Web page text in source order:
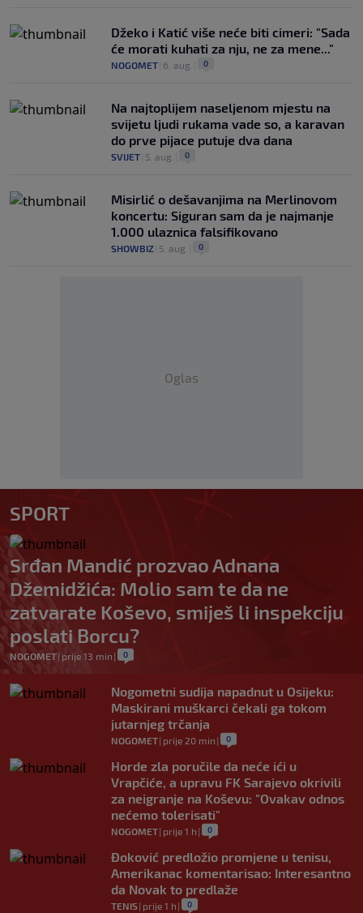
Džeko i Katić više neće biti cimeri: "Sada
će morati kuhati za nju, ne za mene..."
NOGOMET 6. aug. 0
Na najtoplijem naseljenom mjestu na
svijetu ljudi rukama vade so, a karavan
do prve pijace putuje dva dana
SVIJET 5. aug. 0
Misirlić o dešavanjima na Merlinovom
koncertu: Siguran sam da je najmanje
1.000 ulaznica falsifikovano
SHOWBIZ 5. aug. 0
Oglas
SPORT
Srđan Mandić prozvao Adnana
Džemidžića: Molio sam te da ne
zatvarate Koševo, smiješ li inspekciju
poslati Borcu?
NOGOMET| prije 13 min | 0
Nogometni sudija napadnut u Osijeku:
Maskirani muškarci čekali ga tokom
jutarnjeg trčanja
NOGOMET| prije 20 min | 0
Horde zla poručile da neće ići u
Vrapčiće, a upravu FK Sarajevo okrivili
za neigranje na Koševu: "Ovakav odnos
nećemo tolerisati"
NOGOMET| prije 1 h | 0
Đoković predložio promjene u tenisu,
Amerikanac komentarisao: Interesantno
da Novak to predlaže
TENIS| prije 1 h | 0